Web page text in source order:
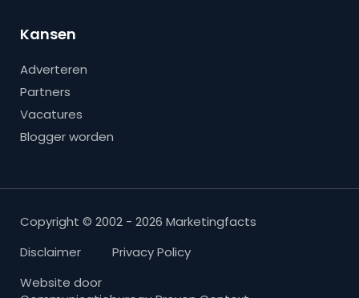
Kansen
Adverteren
Partners
Vacatures
Blogger worden
Copyright © 2002 - 2026 Marketingfacts
Disclaimer
Privacy Policy
Website door